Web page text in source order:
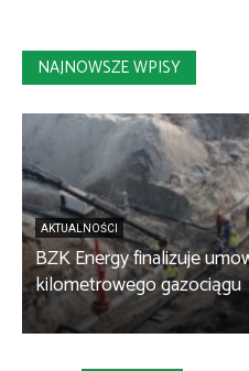
NAJNOWSZE WPISY
AKTUALNOŚCI
BZK Energy finalizuje
kilometrowego gazociągu